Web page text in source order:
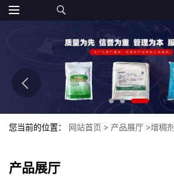
您当前的位置： 网站首页 > 产品展厅 >增稠剂
产品展厅